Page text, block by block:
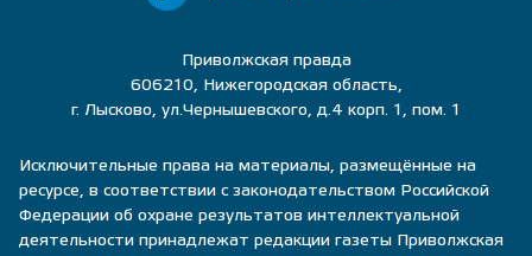
Приволжская правда
606210, Нижегородская область,
г. Лысково, ул.Чернышевского, д.4 корп. 1, пом. 1
Исключительные права на материалы, размещённые на
ресурсе, в соответствии с законодательством Российской
Федерации об охране результатов интеллектуальной
деятельности принадлежат редакции газеты Приволжская